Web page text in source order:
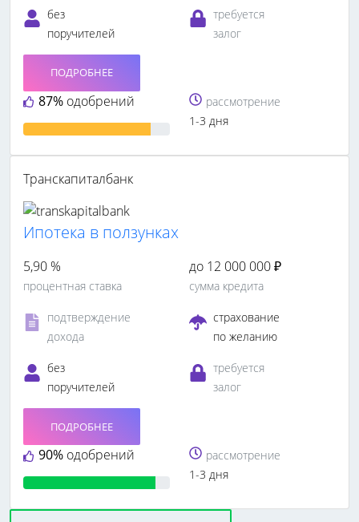
без
поручителей
требуется
залог
87% одобрений
ПОДРОБНЕЕ
рассмотрение
1-3 дня
Транскапиталбанк
Ипотека в ползунках
5,90 %
процентная ставка
до 12 000 000 ₽
сумма кредита
подтверждение
дохода
страхование
по желанию
без
поручителей
требуется
залог
90% одобрений
ПОДРОБНЕЕ
рассмотрение
1-3 дня